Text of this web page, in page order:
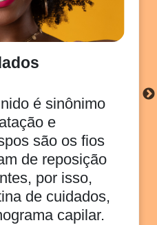
é sinônimo
e
são os fios
de reposição
por isso,
de cuidados,
capilar.